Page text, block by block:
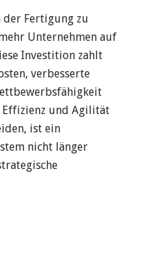
Fertigung zu
Unternehmen auf
Investition zahlt
verbesserte
Effizienz und Agilität
ist ein
nicht länger